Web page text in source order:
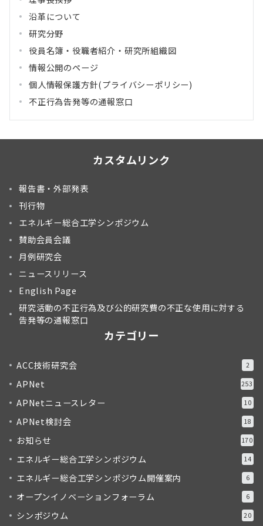
沿革について
研究分野
役員名簿・役職者紹介・研究所組織図
情報公開のページ
個人情報保護方針(プライバシーポリシー)
不正行為告発等の通報窓口
カスタムリンク
報告書・外部発表
刊行物
エネルギー総合工学シンポジウム
賛助会員会議
月例研究会
ニュースリリース
English Page
研究活動の不正行為及び公的研究費の不正な使用に対する
告発等の通報窓口
カテゴリー
ACC技術研究会 2
APNet 253
APNetニュースレター 10
APNet検討会 18
お知らせ 170
エネルギー総合工学シンポジウム 14
エネルギー総合工学シンポジウム開催案内 6
オープンイノベーションフォーラム 6
シンポジウム 20